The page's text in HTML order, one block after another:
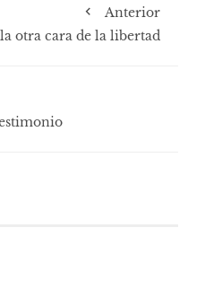
Anterior
otra cara de la libertad